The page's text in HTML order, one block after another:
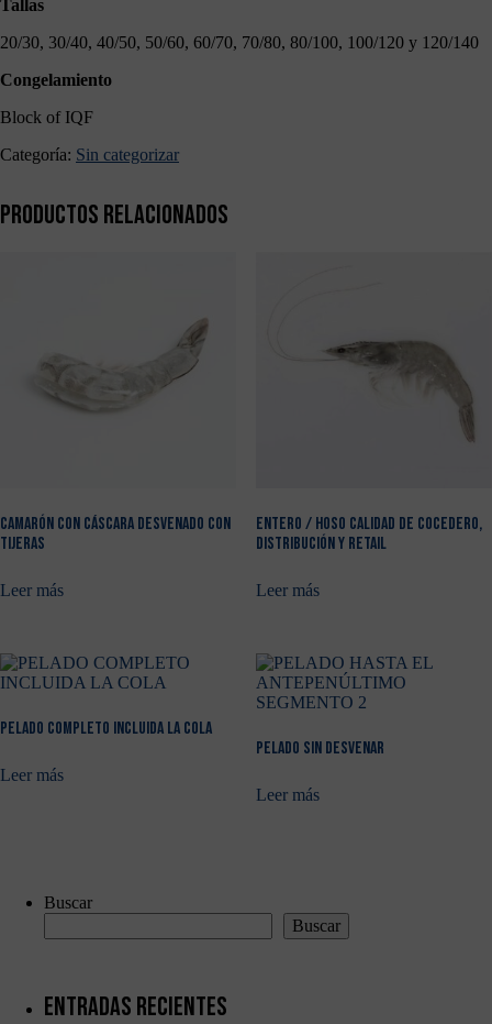
Tallas
20/30, 30/40, 40/50, 50/60, 60/70, 70/80, 80/100, 100/120 y 120/140
Congelamiento
Block of IQF
Categoría: Sin categorizar
Productos relacionados
CAMARÓN CON CÁSCARA DESVENADO CON
TIJERAS
Leer más
ENTERO / HOSO CALIDAD DE COCEDERO,
DISTRIBUCIÓN Y RETAIL
Leer más
PELADO COMPLETO INCLUIDA LA COLA
Leer más
PELADO SIN DESVENAR
Leer más
Buscar
Buscar
Entradas recientes